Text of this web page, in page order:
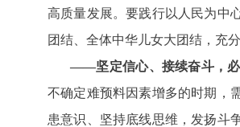
高质量发展。要践行以人民为中
团结、全体中华儿女大团结，充
——坚定信心、接续奋斗，必
不确定难预料因素增多的时期，
患意识、坚持底线思维，发扬斗